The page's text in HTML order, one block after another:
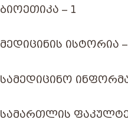
ᲑᲘᲝᲔᲗᲘᲙᲐ – 1
ᲛᲔᲓᲘᲪᲘᲜᲘᲡ ᲘᲡᲢᲝᲠᲘᲐ –
ᲡᲐᲛᲔᲓᲘᲪᲘᲜᲝ
ᲡᲐᲛᲐᲠᲗᲚᲘᲡ